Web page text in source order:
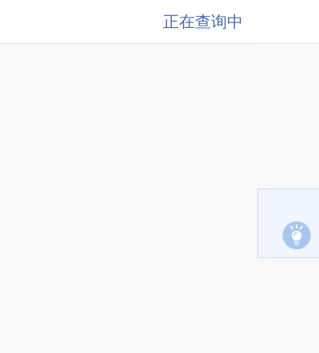
正在查询中